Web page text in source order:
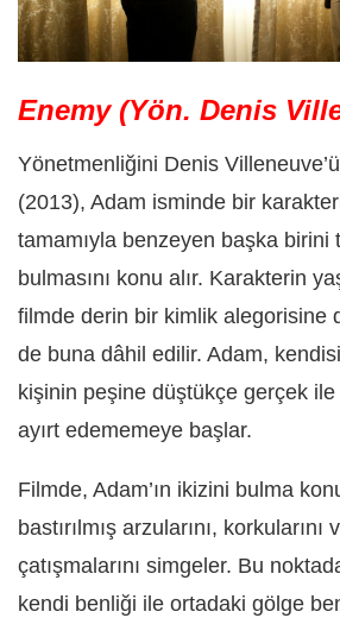
Enemy (Yön. Denis
Yönetmenliğini Denis
(2013), Adam isminde bir
tamamıyla benzeyen başka birini
bulmasını konu alır. Karakterin
filmde derin bir kimlik alegorisine
de buna dâhil edilir. Adam,
kişinin peşine düştükçe gerçek ile
ayırt edememeye başlar.
Filmde, Adam’ın ikizini bulma
bastırılmış arzularını, korkularını
çatışmalarını simgeler. Bu
kendi benliği ile ortadaki gölge